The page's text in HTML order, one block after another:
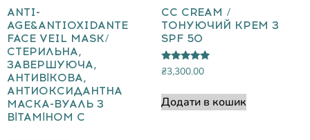
ANTI-
AGE&ANTIOXIDANTE
FACE VEIL MASK/
СТЕРИЛЬНА,
ЗАВЕРШУЮЧА,
АНТИВІКОВА,
АНТИОКСИДАНТНА
МАСКА-ВУАЛЬ З
ВІТАМІНОМ С
CC CREAM /
ТОНУЮЧИЙ КРЕМ З
SPF 50
Оцінено в
5.00
₴3,300.00
Додати в кошик